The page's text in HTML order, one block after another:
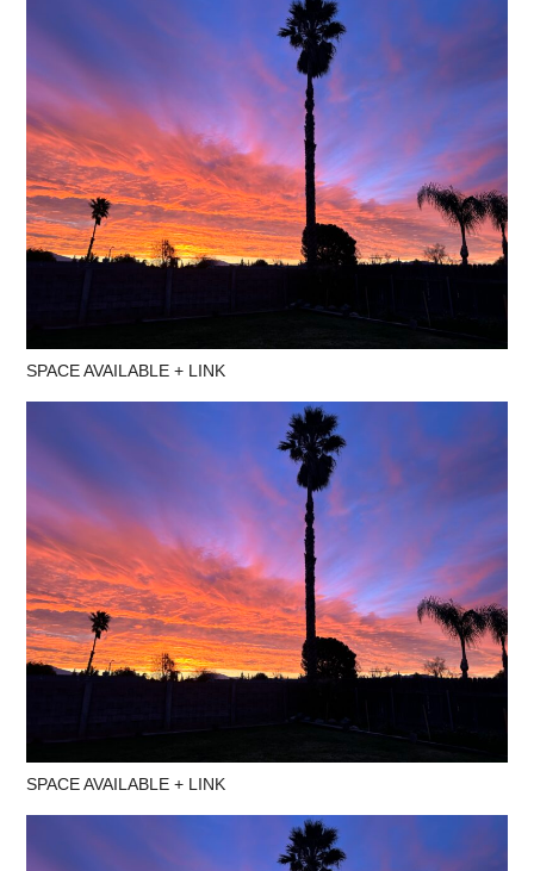
SPACE AVAILABLE + LINK
SPACE AVAILABLE + LINK